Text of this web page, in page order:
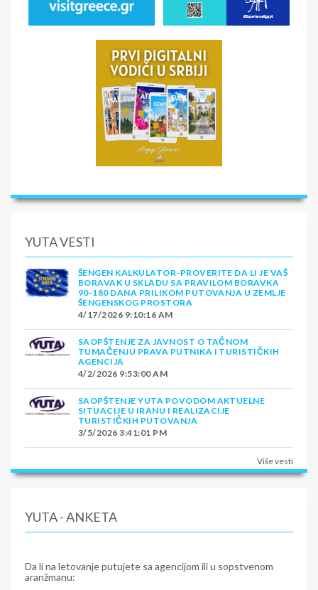
YUTA VESTI
ŠENGEN KALKULATOR-PROVERITE DA LI JE VAŠ
BORAVAK U SKLADU SA PRAVILOM BORAVKA
90-180 DANA PRILIKOM PUTOVANJA U ZEMLJE
ŠENGENSKOG PROSTORA
4/17/2026 9:10:16 AM
SAOPŠTENJE ZA JAVNOST O TAČNOM
TUMAČENJU PRAVA PUTNIKA I TURISTIČKIH
AGENCIJA
4/2/2026 9:53:00 AM
SAOPŠTENJE YUTA POVODOM AKTUELNE
SITUACIJE U IRANU I REALIZACIJE
TURISTIČKIH PUTOVANJA
3/5/2026 3:41:01 PM
Više vesti
YUTA - ANKETA
Da li na letovanje putujete sa agencijom ili u sopstvenom
aranžmanu: